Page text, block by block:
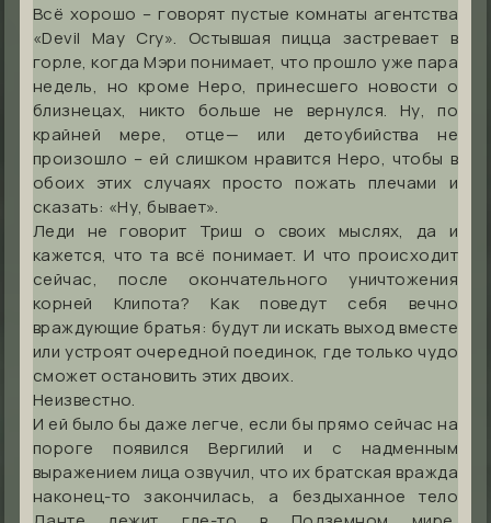
Всё хорошо – говорят пустые комнаты агентства
«Devil May Cry». Остывшая пицца застревает в
горле, когда Мэри понимает, что прошло уже пара
недель, но кроме Неро, принесшего новости о
близнецах, никто больше не вернулся. Ну, по
крайней мере, отце— или детоубийства не
произошло – ей слишком нравится Неро, чтобы в
обоих этих случаях просто пожать плечами и
сказать: «Ну, бывает».
Леди не говорит Триш о своих мыслях, да и
кажется, что та всё понимает. И что происходит
сейчас, после окончательного уничтожения
корней Клипота? Как поведут себя вечно
враждующие братья: будут ли искать выход вместе
или устроят очередной поединок, где только чудо
сможет остановить этих двоих.
Неизвестно.
И ей было бы даже легче, если бы прямо сейчас на
пороге появился Вергилий и с надменным
выражением лица озвучил, что их братская вражда
наконец-то закончилась, а бездыханное тело